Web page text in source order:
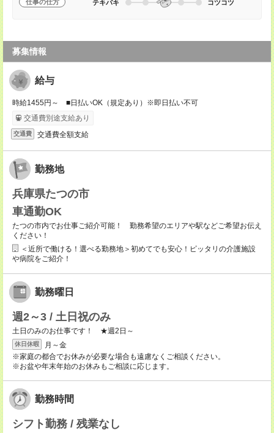
仕事の仕方 テキパキ コツコツ
募集情報
給与
時給1455円～ ■日払いOK（規定あり）※即日払い不可
交通費別途支給あり
交通費 交通費全額支給
勤務地
兵庫県たつの市
車通勤OK
たつの市内でお仕事ご紹介可能！ 勤務希望のエリアや駅などご希望お伝え
ください！
＜近所で働ける！選べる勤務地＞初めてでも安心！ピッタリの介護施設
や病院をご紹介！
勤務曜日
週2～3 / 土日祝のみ
土日のみのお仕事です！ ★週2日～
休日休暇
月～金
※家庭の都合でお休みが必要な場合も遠慮なくご相談ください。
※お盆や年末年始のお休みもご相談に応じます。
勤務時間
シフト勤務 / 残業なし